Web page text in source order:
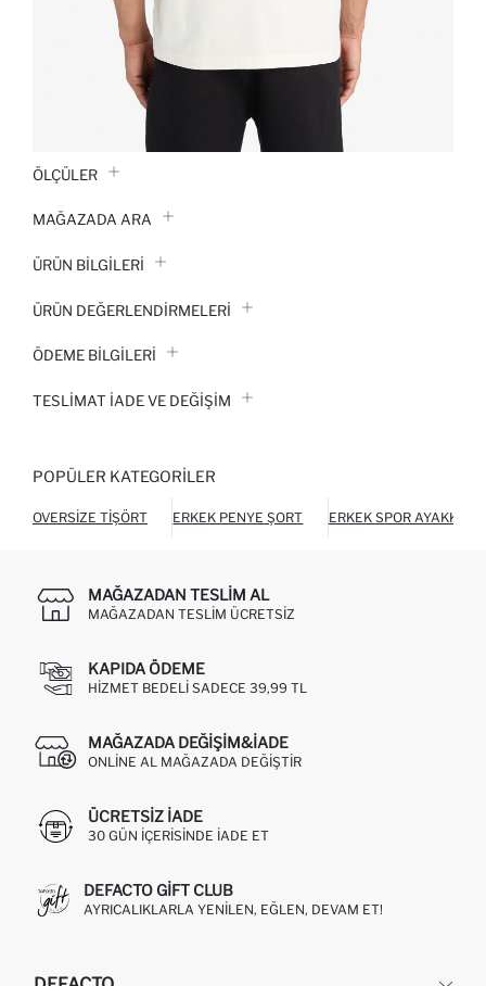
ÖLÇÜLER
MAĞAZADA ARA
ÜRÜN BILGILERI
ÜRÜN DEĞERLENDİRMELERİ
ÖDEME BİLGİLERİ
TESLIMAT İADE VE DEĞIŞIM
POPÜLER KATEGORILER
OVERSIZE TIŞÖRT ERKEK PENYE ŞORT ERKEK SPOR AYAKKABI
MAĞAZADAN TESLIM AL
MAĞAZADAN TESLIM ÜCRETSIZ
KAPIDA ÖDEME
HIZMET BEDELI SADECE 39,99 TL
MAĞAZADA DEĞIŞIM&İADE
ONLINE AL MAĞAZADA DEĞIŞTIR
ÜCRETSIZ IADE
30 GÜN IÇERISINDE IADE ET
DEFACTO GIFT CLUB
AYRICALIKLARLA YENILEN, EĞLEN, DEVAM ET!